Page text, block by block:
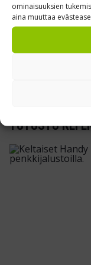
ominaisuuksien
aina muuttaa
Lähetä
TUTUSTU